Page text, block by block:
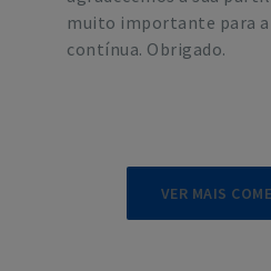
muito importante para
contínua. Obrigado.
VER MAIS